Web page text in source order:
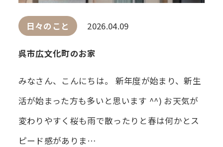
日々のこと 2026.04.09
呉市広文化町のお家
みなさん、こんにちは。 新年度が始まり、新生
活が始まった方も多いと思います ^^) お天気が
変わりやすく桜も雨で散ったりと春は何かとス
ピード感がありま…